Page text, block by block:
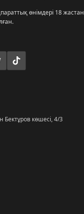
өнімдері 18 жастан
Бектұров көшесі, 4/3